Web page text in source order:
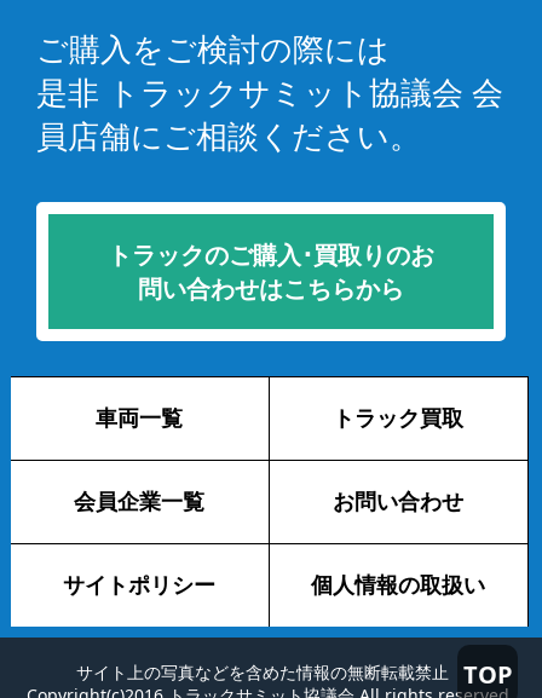
TOP
ご購入をご検討の際には
是非 トラックサミット協議会 会
員店舗にご相談ください。
トラックのご購入･買取りのお
問い合わせはこちらから
車両一覧 トラック買取
会員企業一覧 お問い合わせ
サイトポリシー 個人情報の取扱い
サイト上の写真などを含めた情報の無断転載禁止